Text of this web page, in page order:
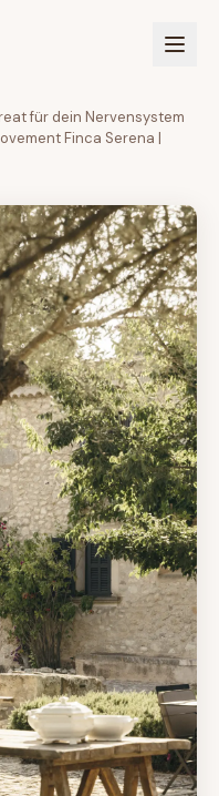
für dein Nervensystem
Finca Serena |